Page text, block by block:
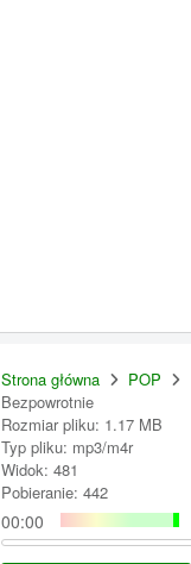
Strona główna
POP
Bezpowrotnie
Rozmiar pliku: 1.17 MB
Typ pliku: mp3/m4r
Widok: 481
Pobieranie: 442
00:00